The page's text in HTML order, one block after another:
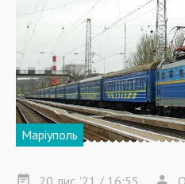
Маріуполь
20 лис '21 / 16:55